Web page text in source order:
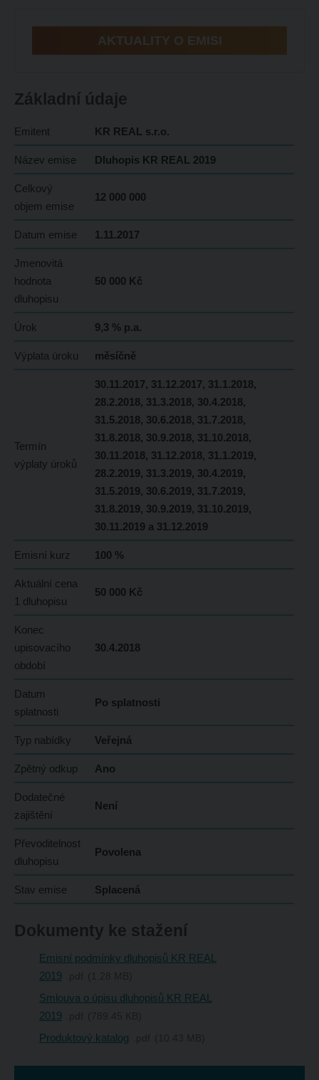
AKTUALITY O EMISI
Základní údaje
Emitent KR REAL s.r.o.
Název emise Dluhopis KR REAL 2019
Celkový
objem emise
12 000 000
Datum emise 1.11.2017
Jmenovitá
hodnota
dluhopisu
50 000 Kč
Úrok 9,3 % p.a.
Výplata úroku měsíčně
Termín
výplaty úroků
30.11.2017, 31.12.2017, 31.1.2018,
28.2.2018, 31.3.2018, 30.4.2018,
31.5.2018, 30.6.2018, 31.7.2018,
31.8.2018, 30.9.2018, 31.10.2018,
30.11.2018, 31.12.2018, 31.1.2019,
28.2.2019, 31.3.2019, 30.4.2019,
31.5.2019, 30.6.2019, 31.7.2019,
31.8.2019, 30.9.2019, 31.10.2019,
30.11.2019 a 31.12.2019
Emisní kurz 100 %
Aktuální cena
1 dluhopisu
50 000 Kč
Konec
upisovacího
období
30.4.2018
Datum
splatnosti
Po splatnosti
Typ nabídky Veřejná
Zpětný odkup Ano
Dodatečné
zajištění
Není
Převoditelnost
dluhopisu
Povolena
Stav emise Splacená
Dokumenty ke stažení
Emisní podmínky dluhopisů KR REAL
2019
Smlouva o úpisu dluhopisů KR REAL
2019
Produktový katalog